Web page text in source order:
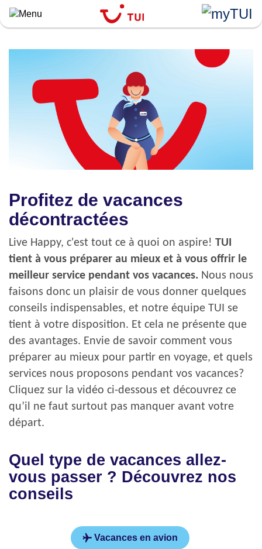
Aller
Profitez de vacances
décontractées
Live Happy, c'est tout ce à quoi on aspire! TUI
tient à vous préparer au mieux et à vous offrir le
meilleur service pendant vos vacances. Nous nous
faisons donc un plaisir de vous donner quelques
conseils indispensables, et notre équipe TUI se
tient à votre disposition. Et cela ne présente que
des avantages. Envie de savoir comment vous
préparer au mieux pour partir en voyage, et quels
services nous proposons pendant vos vacances?
Cliquez sur la vidéo ci-dessous et découvrez ce
qu’il ne faut surtout pas manquer avant votre
départ.
Quel type de vacances allez-
vous passer ? Découvrez nos
conseils
Vacances en avion